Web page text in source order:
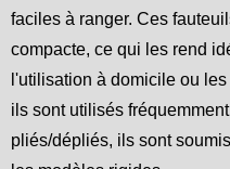
faciles à ranger. Ces
compacte, ce qui les rend
l'utilisation à domicile ou
ils sont utilisés
pliés/dépliés, ils sont